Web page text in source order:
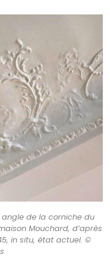
angle de la corniche du
Mouchard, d’après
in situ, état actuel. ©